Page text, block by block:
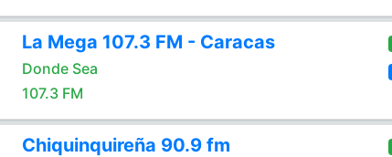
La Mega 107.3 FM - Caracas
Donde Sea
107.3 FM
Chiquinquireña 90.9 fm